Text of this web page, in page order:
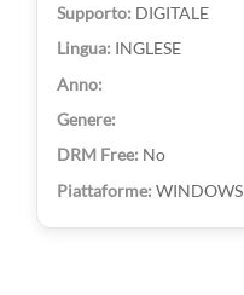
DIGITALE
INGLESE
No
WINDOWS